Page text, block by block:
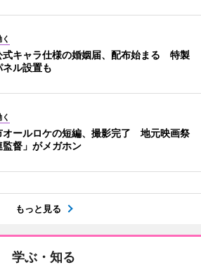
式キャラ仕様の婚姻届、配布始まる 特製
ネル設置も
オールロケの短編、撮影完了 地元映画祭
監督」がメガホン
もっと見る
学ぶ・知る